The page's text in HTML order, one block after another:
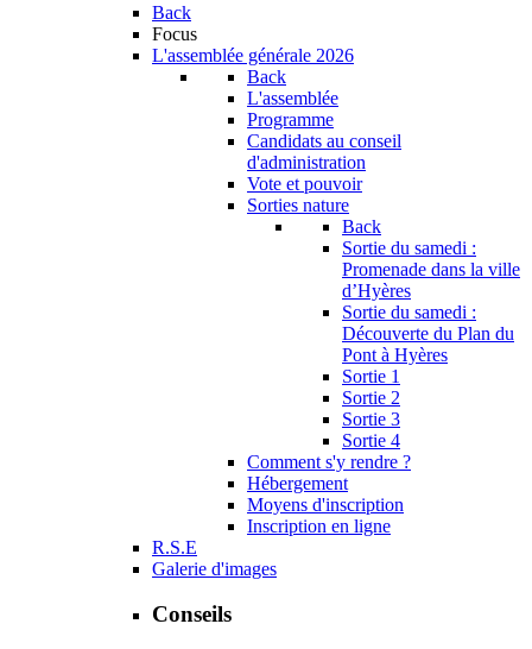
Back
Focus
L'assemblée générale 2026
Back
L'assemblée
Programme
Candidats au conseil
d'administration
Vote et pouvoir
Sorties nature
Back
Sortie du samedi :
Promenade dans la ville
d’Hyères
Sortie du samedi :
Découverte du Plan du
Pont à Hyères
Sortie 1
Sortie 2
Sortie 3
Sortie 4
Comment s'y rendre ?
Hébergement
Moyens d'inscription
Inscription en ligne
R.S.E
Galerie d'images
Conseils